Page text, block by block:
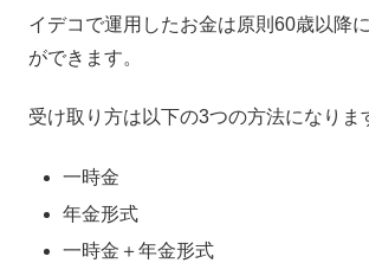
イデコで運用したお金は原則60歳以降
ができます。
受け取り方は以下の3つの方法になりま
一時金
年金形式
一時金＋年金形式